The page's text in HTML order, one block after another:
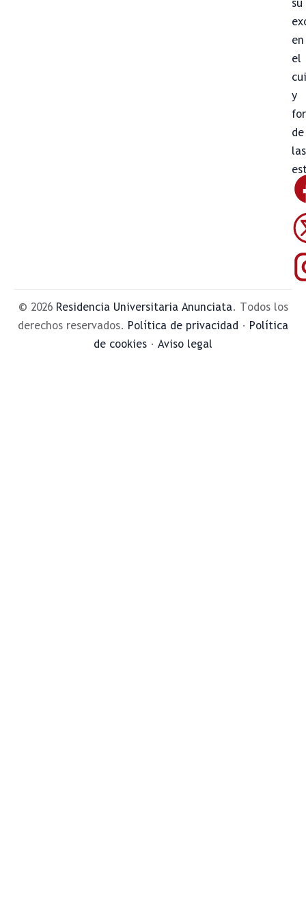
su
en
el
y
de
las
© 2026 Residencia Universitaria Anunciata. Todos los
derechos reservados. Política de privacidad · Política
de cookies · Aviso legal